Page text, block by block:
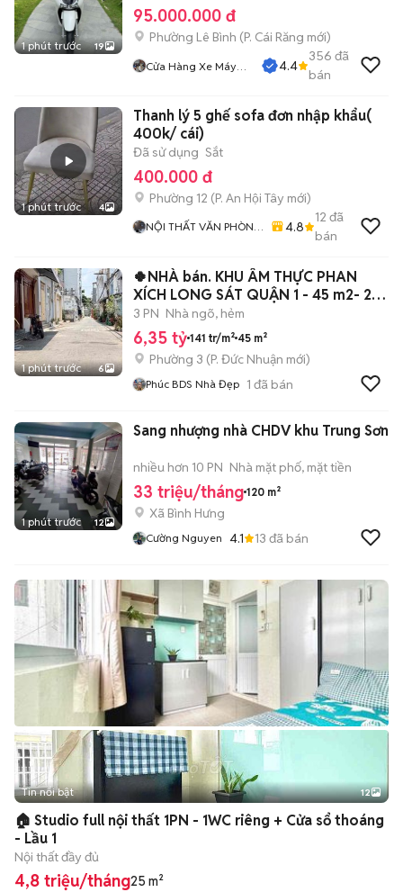
1 phút trước 19
95.000.000 đ
Phường Lê Bình (P. Cái Răng mới)
Cửa Hàng Xe Máy
4.4
356 đã
bán
1 phút trước 4
Thanh lý 5 ghế sofa đơn nhập khẩu(
400k/ cái)
Đã sử dụng Sắt
400.000 đ
Phường 12 (P. An Hội Tây mới)
NỘI THẤT VĂN PHÒNG
4.8
12 đã
bán
1 phút trước 6
🍀NHÀ bán. KHU ÂM THỰC PHAN
XÍCH LONG SÁT QUẬN 1 - 45 m2- 2
Tầng BTCT
3 PN Nhà ngõ, hẻm
6,35 tỷ 141 tr/m² 45 m²
Phường 3 (P. Đức Nhuận mới)
Phúc BDS Nhà Đẹp 1 đã bán
1 phút trước 12
Sang nhượng nhà CHDV khu Trung Sơn
nhiều hơn 10 PN Nhà mặt phố, mặt tiền
33 triệu/tháng 120 m²
Xã Bình Hưng
Cường Nguyen 4.1 13 đã bán
+2
Tin nổi bật 12
🏠 Studio full nội thất 1PN - 1WC riêng + Cửa sổ thoáng
- Lầu 1
Nội thất đầy đủ
4,8 triệu/tháng25 m²